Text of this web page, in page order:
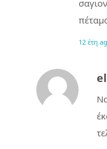
12 έτη